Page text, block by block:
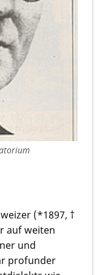
(*1897, †
auf weiten
und
profunder